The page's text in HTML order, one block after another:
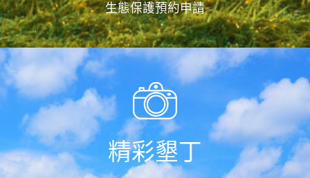
生態保護預約申請
精彩墾丁